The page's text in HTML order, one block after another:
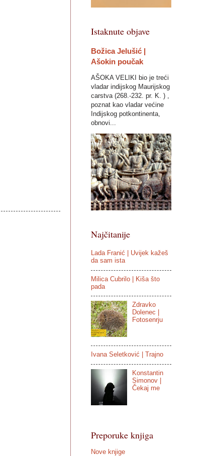
Istaknute objave
Božica Jelušić |
Ašokin poučak
AŠOKA VELIKI bio je treći
vladar indijskog Maurijskog
carstva (268.-232. pr. K. ) ,
poznat kao vladar većine
Indijskog potkontinenta,
obnovi...
Najčitanije
Lada Franić | Uvijek kažeš
da sam ista
Milica Cubrilo | Kiša što
pada
Zdravko
Dolenec |
Fotosenrju
Ivana Seletković | Trajno
Konstantin
Simonov |
Čekaj me
Preporuke knjiga
Nove knjige